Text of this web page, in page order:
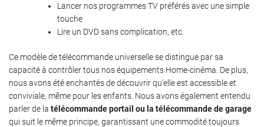
Lancer nos programmes TV préférés avec une simple
touche
Lire un DVD sans complication, etc.
Ce modèle de télécommande universelle se distingue par sa
capacité à contrôler tous nos équipements Home-cinéma. De plus,
nous avons été enchantés de découvrir qu’elle est accessible et
conviviale, même pour les enfants. Nous avons également entendu
parler de la télécommande portail ou la télécommande de garage
qui suit le même principe, garantissant une commodité toujours